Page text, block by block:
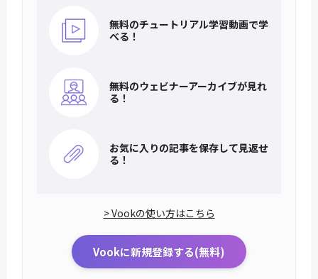
無料のチュートリアル学習動画で学
べる！
無料のウェビナーアーカイブが見れ
る！
お気に入りの記事を保存して見返せ
る！
> Vookの使い方はこちら
Vookに新規登録する(無料)